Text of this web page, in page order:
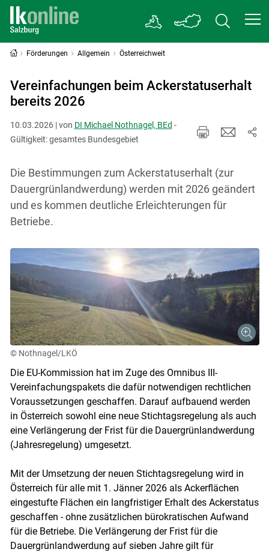
Förderungen Allgemein Österreichweit
Vereinfachungen beim Ackerstatuserhalt
bereits 2026
10.03.2026 | von DI Michael Nothnagel, BEd -
Gültigkeit: gesamtes Bundesgebiet
Die Bestimmungen zum Ackerstatuserhalt (zur
Dauergrünlandwerdung) werden mit 2026 geändert
und es kommen deutliche Erleichterungen für
Betriebe.
© Nothnagel/LKÖ
Die EU-Kommission hat im Zuge des Omnibus III-
Vereinfachungspakets die dafür notwendigen rechtlichen
Voraussetzungen geschaffen. Darauf aufbauend werden
in Österreich sowohl eine neue Stichtagsregelung als auch
eine Verlängerung der Frist für die Dauergrünlandwerdung
(Jahresregelung) umgesetzt.
Mit der Umsetzung der neuen Stichtagsregelung wird in
Österreich für alle mit 1. Jänner 2026 als Ackerflächen
eingestufte Flächen ein langfristiger Erhalt des Ackerstatus
geschaffen - ohne zusätzlichen bürokratischen Aufwand
für die Betriebe. Die Verlängerung der Frist für die
Dauergrünlandwerdung auf sieben Jahre gilt für